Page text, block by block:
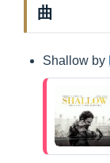
曲
Shallow by